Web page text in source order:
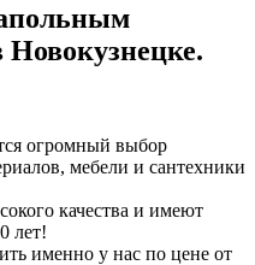
огромный выбор
мебели и сантехники
качества и имеют
лет!
именно у нас по цене от